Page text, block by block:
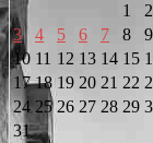
1
2
3
4 5 6 7 8
9
10 11 12 13 14 15
17 18 19 20 21 22
24 25 26 27 28 29
31